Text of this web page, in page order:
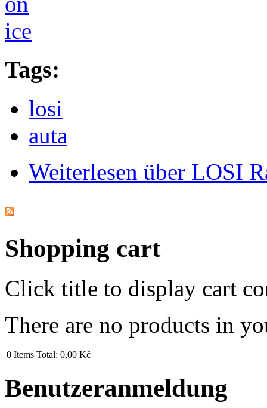
Tags:
losi
auta
Weiterlesen über LOSI
Shopping cart
Click title to display cart
There are no products in
0 Items Total: 0,00 Kč
Benutzeranmeldung